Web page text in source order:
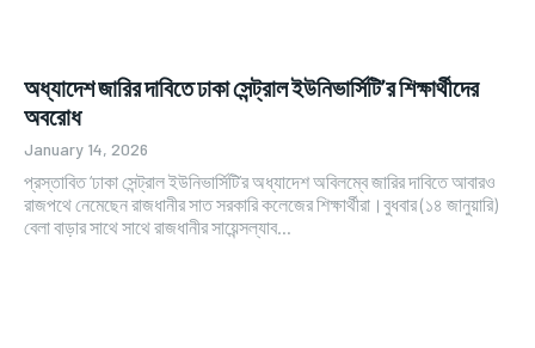
অধ্যাদেশ জারির দাবিতে ঢাকা সেন্ট্রাল ইউনিভার্সিটি’র শিক্ষার্থীদের
অবরোধ
January 14, 2026
প্রস্তাবিত ‘ঢাকা সেন্ট্রাল ইউনিভার্সিটি’র অধ্যাদেশ অবিলম্বে জারির দাবিতে আবারও
রাজপথে নেমেছেন রাজধানীর সাত সরকারি কলেজের শিক্ষার্থীরা।বুধবার (১৪ জানুয়ারি)
বেলা বাড়ার সাথে সাথে রাজধানীর সায়েন্সল্যাব...